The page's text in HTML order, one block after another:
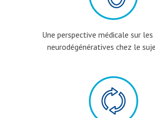
Une perspective médicale sur
neurodégénératives chez le